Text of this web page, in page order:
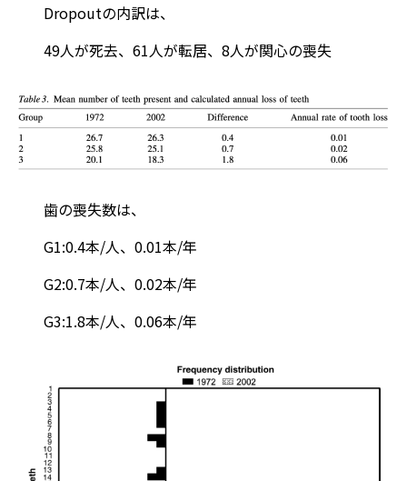
Dropoutの内訳は、
49人が死去、61人が転居、8人が関心の喪失
歯の喪失数は、
G1:0.4本/人、0.01本/年
G2:0.7本/人、0.02本/年
G3:1.8本/人、0.06本/年